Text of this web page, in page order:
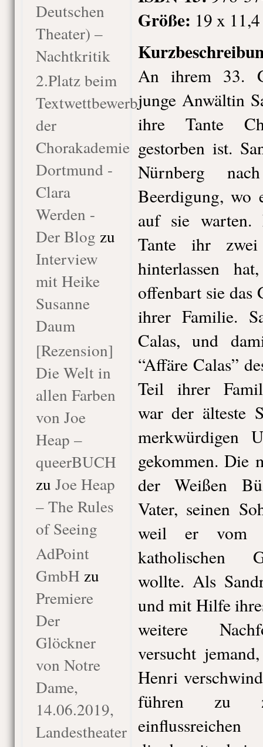
Deutschen
Theater) –
Nachtkritik
2.Platz beim
Textwettbewerb
der
Chorakademie
Dortmund -
Clara
Werden -
Der Blog zu
Interview
mit Heike
Susanne
Daum
[Rezension]
Die Welt in
allen Farben
von Joe
Heap –
queerBUCH
zu Joe Heap
– The Rules
of Seeing
AdPoint
GmbH zu
Premiere
Der
Glöckner
von Notre
Dame,
14.06.2019,
Landestheater
Größe: 19 x
An ihrem 33.
junge Anwältin
ihre Tante
gestorben ist.
Nürnberg
Beerdigung, wo
auf sie warten.
Tante ihr zwei
hinterlassen
offenbart sie das
ihrer Familie.
Calas, und
“Affäre Calas”
Teil ihrer
war der älteste
merkwürdigen
gekommen. Die
der Weißen
Vater, seinen
weil er vom
katholischen
wollte. Als
und mit Hilfe
weitere
versucht
Henri
führen zu
einflussreichen